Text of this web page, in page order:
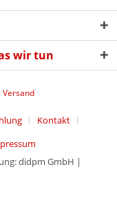
wir tun
Versand
Kontakt
didpm GmbH |